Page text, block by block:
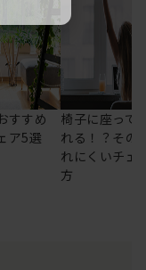
すすめ
ア5選
椅子に座って
れる！？その
れにくいチェ
方